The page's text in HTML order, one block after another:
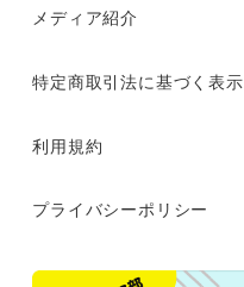
メディア紹介
特定商取引法に基づく表示
利用規約
プライバシーポリシー